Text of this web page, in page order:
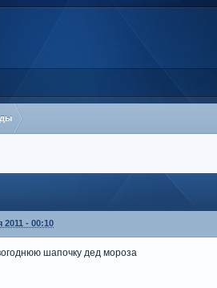
2011 - 00:10
шапочку дед мороза